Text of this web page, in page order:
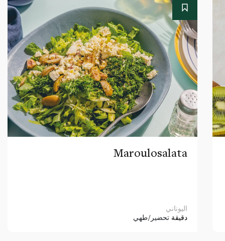
Maroulosalata
اليوناني
دقيقة تحضير/طهي